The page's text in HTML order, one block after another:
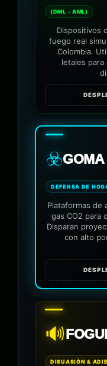
(DML - AML)
Dispositivos
fuego real
Colombia.
letales
☣️GOMA
DEFENSA DE
Plataformas de
gas CO2 para
Disparan
con alto
🔊
DISUASIÓN &